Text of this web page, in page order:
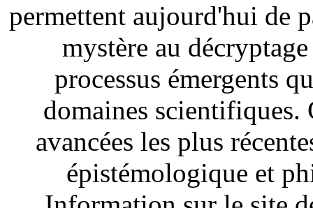
permettent aujourd'hui de
mystère au
processus émergents
domaines
avancées les plus
épistémologique et